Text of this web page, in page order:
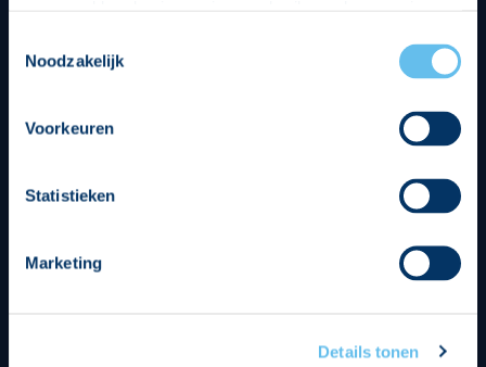
op een veilige en integere wijze. Je kunt je toestemming
beheren op de privacy- en cookieverklaring pagina.
Noodzakelijk
Voorkeuren
Statistieken
Marketing
Details tonen